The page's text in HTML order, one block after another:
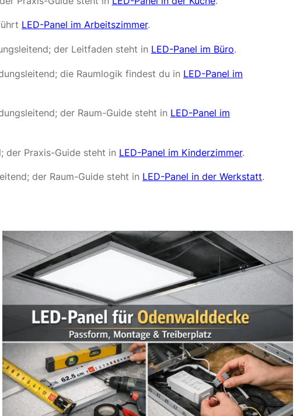
LED-Panel im Arbeitszimmer.
der Leitfaden steht in LED-Panel im Büro.
die Raumlogik findest du in LED-Panel im
der Raum-Guide steht in LED-Panel im
der Praxis-Guide steht in LED-Panel im Kinderzimmer.
der Raum-Guide steht in LED-Panel in der Werkstatt.